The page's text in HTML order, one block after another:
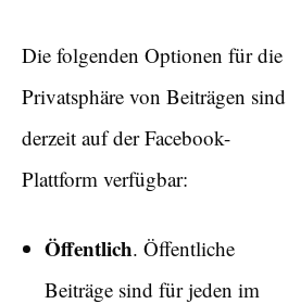
Die folgenden Optionen für die
Privatsphäre von Beiträgen sind
derzeit auf der Facebook-
Plattform verfügbar:
Öffentlich. Öffentliche
Beiträge sind für jeden im